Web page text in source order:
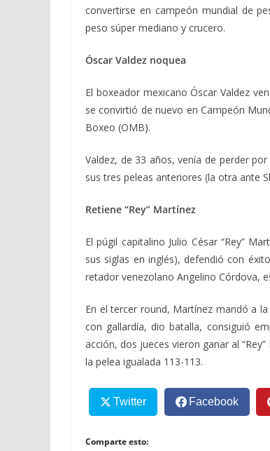
convertirse en campeón mundial de
peso súper mediano y crucero.
Óscar Valdez noquea
El boxeador mexicano Óscar Valdez
se convirtió de nuevo en Campeón
Boxeo (OMB).
Valdez, de 33 años, venía de perder
sus tres peleas anteriores (la otra ante
Retiene “Rey” Martínez
El púgil capitalino Julio César “Rey”
sus siglas en inglés), defendió con
retador venezolano Angelino Córdova,
En el tercer round, Martínez mandó a
con gallardía, dio batalla, consiguió
acción, dos jueces vieron ganar al
la pelea igualada 113-113.
Twitter Facebook
Comparte esto: